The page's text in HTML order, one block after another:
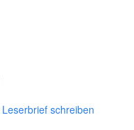
Leserbrief schreiben